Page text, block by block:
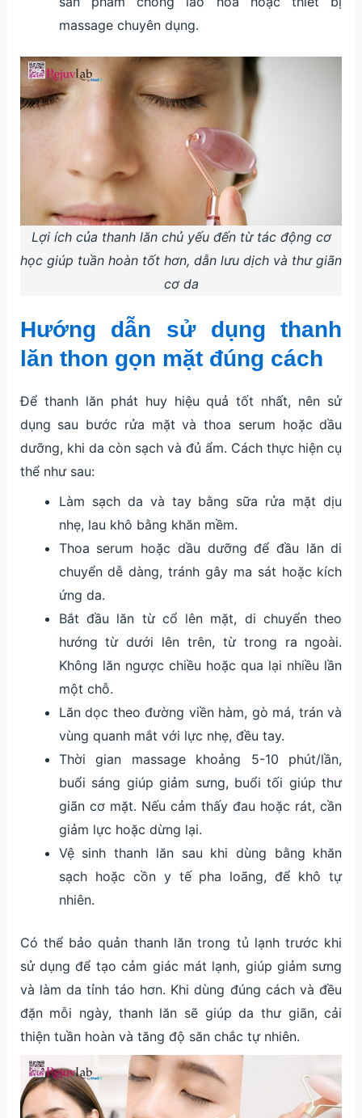
massage chuyên dụng.
Lợi ích của thanh lăn chủ yếu đến từ tác động cơ
học giúp tuần hoàn tốt hơn, dẫn lưu dịch và thư giãn
cơ da
Hướng dẫn sử dụng thanh
lăn thon gọn mặt đúng cách
Để thanh lăn phát huy hiệu quả tốt nhất, nên sử
dụng sau bước rửa mặt và thoa serum hoặc dầu
dưỡng, khi da còn sạch và đủ ẩm. Cách thực hiện cụ
thể như sau:
Làm sạch da và tay bằng sữa rửa mặt dịu
nhẹ, lau khô bằng khăn mềm.
Thoa serum hoặc dầu dưỡng để đầu lăn di
chuyển dễ dàng, tránh gây ma sát hoặc kích
ứng da.
Bắt đầu lăn từ cổ lên mặt, di chuyển theo
hướng từ dưới lên trên, từ trong ra ngoài.
Không lăn ngược chiều hoặc qua lại nhiều lần
một chỗ.
Lăn dọc theo đường viền hàm, gò má, trán và
vùng quanh mắt với lực nhẹ, đều tay.
Thời gian massage khoảng 5-10 phút/lần,
buổi sáng giúp giảm sưng, buổi tối giúp thư
giãn cơ mặt. Nếu cảm thấy đau hoặc rát, cần
giảm lực hoặc dừng lại.
Vệ sinh thanh lăn sau khi dùng bằng khăn
sạch hoặc cồn y tế pha loãng, để khô tự
nhiên.
Có thể bảo quản thanh lăn trong tủ lạnh trước khi
sử dụng để tạo cảm giác mát lạnh, giúp giảm sưng
và làm da tỉnh táo hơn. Khi dùng đúng cách và đều
đặn mỗi ngày, thanh lăn sẽ giúp da thư giãn, cải
thiện tuần hoàn và tăng độ săn chắc tự nhiên.